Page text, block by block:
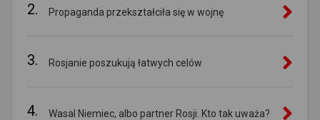
2. Propaganda przekształciła się w wojnę
3. Rosjanie poszukują łatwych celów
4. Wasal Niemiec, albo partner Rosji. Kto tak uważa?